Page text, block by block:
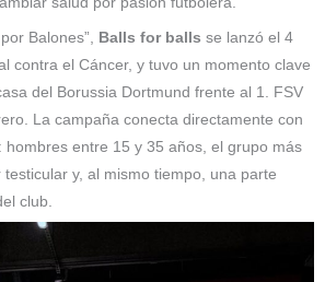
Balones”, Balls for balls se lanzó el 4
contra el Cáncer, y tuvo un momento clave
del Borussia Dortmund frente al 1. FSV
La campaña conecta directamente con
hombres entre 15 y 35 años, el grupo más
y, al mismo tiempo, una parte
club.